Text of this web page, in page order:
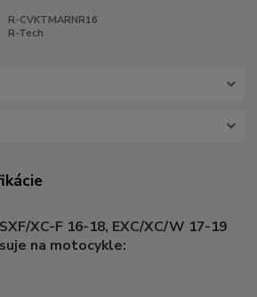
R-CVKTMARNR16
R-Tech
XC-F 16-18, EXC/XC/W 17-19
na motocykle: